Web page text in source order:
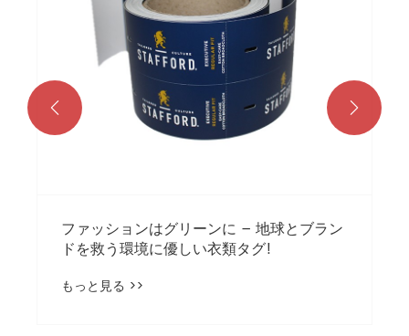
ファッションはグリーンに – 地球とブラン
ドを救う環境に優しい衣類タグ!
もっと見る >>
 